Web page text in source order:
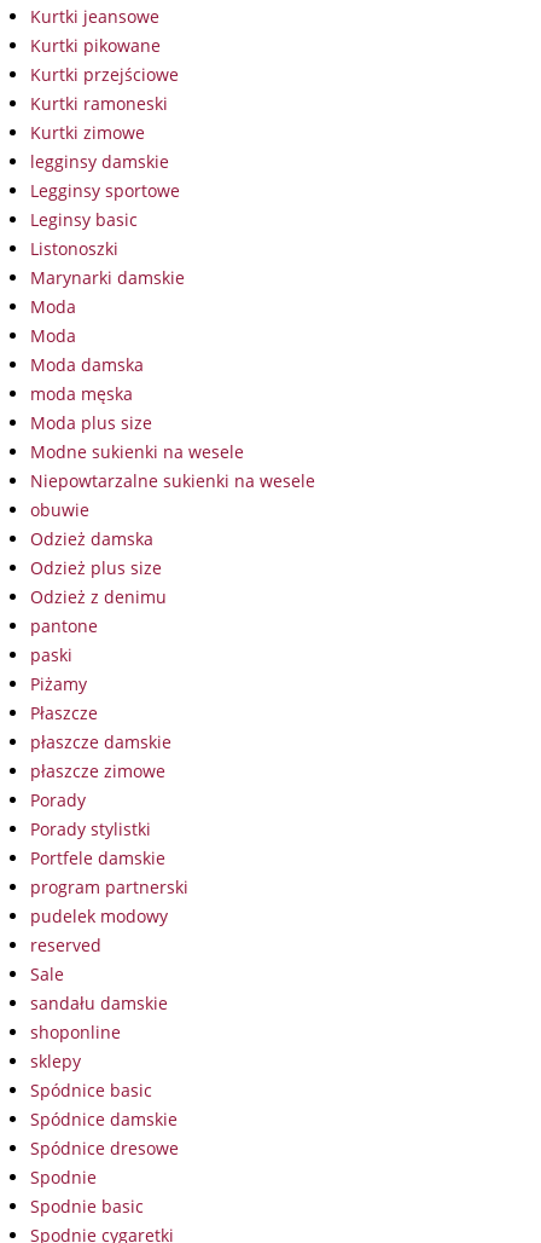
Kurtki jeansowe
Kurtki pikowane
Kurtki przejściowe
Kurtki ramoneski
Kurtki zimowe
legginsy damskie
Legginsy sportowe
Leginsy basic
Listonoszki
Marynarki damskie
Moda
Moda
Moda damska
moda męska
Moda plus size
Modne sukienki na wesele
Niepowtarzalne sukienki na wesele
obuwie
Odzież damska
Odzież plus size
Odzież z denimu
pantone
paski
Piżamy
Płaszcze
płaszcze damskie
płaszcze zimowe
Porady
Porady stylistki
Portfele damskie
program partnerski
pudelek modowy
reserved
Sale
sandału damskie
shoponline
sklepy
Spódnice basic
Spódnice damskie
Spódnice dresowe
Spodnie
Spodnie basic
Spodnie cygaretki